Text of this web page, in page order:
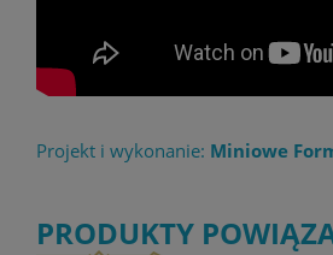
Projekt i wykonanie: Miniowe
PRODUKTY